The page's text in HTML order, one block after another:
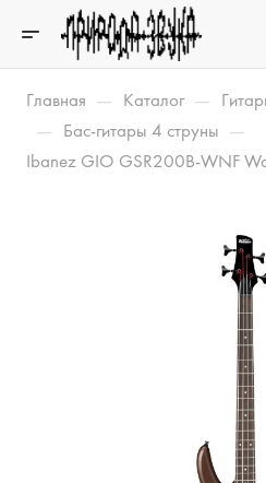
Главная — Каталог —
— Бас-гитары 4 струны —
Ibanez GIO GSR200B-WNF